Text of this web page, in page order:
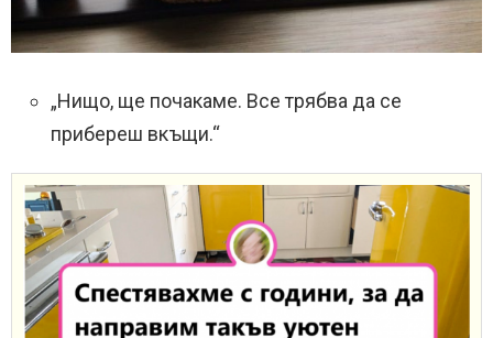
„Нищо, ще почакаме. Все трябва да се
прибереш вкъщи.“